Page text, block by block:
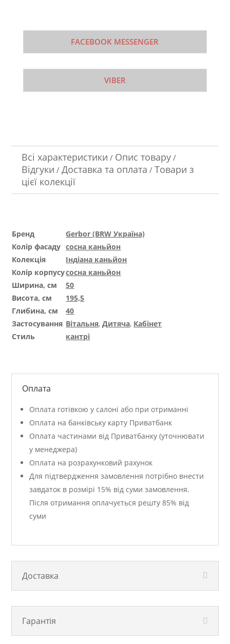
FACEBOOK MESSENGER
VIBER
Всі характеристики / Опис товару /
Відгуки /Доставка та оплата /Товари з
цієї колекції
Бренд
Gerbor (BRW Україна)
Колір фасаду сосна каньйон
Колекція
Індіана каньйон
Колір корпусусосна каньйон
Ширина, см
50
Висота, см
195,5
Глибина, см
40
Застосування Вітальня,Дитяча, Кабінет
Стиль
кантрі
Оплата
Оплата готівкою у салоні або при отриманні
Оплата на банківську карту Приватбанк
Оплата частинами від Приватбанку (уточнювати
у менеджера)
Оплата на розрахунковий рахунок
Для підтвердження замовлення потрібно внести
завдаток в розмірі 15% від суми замовлення.
Після отримання оплачується решту 85% від
суми
Доставка
Гарантія